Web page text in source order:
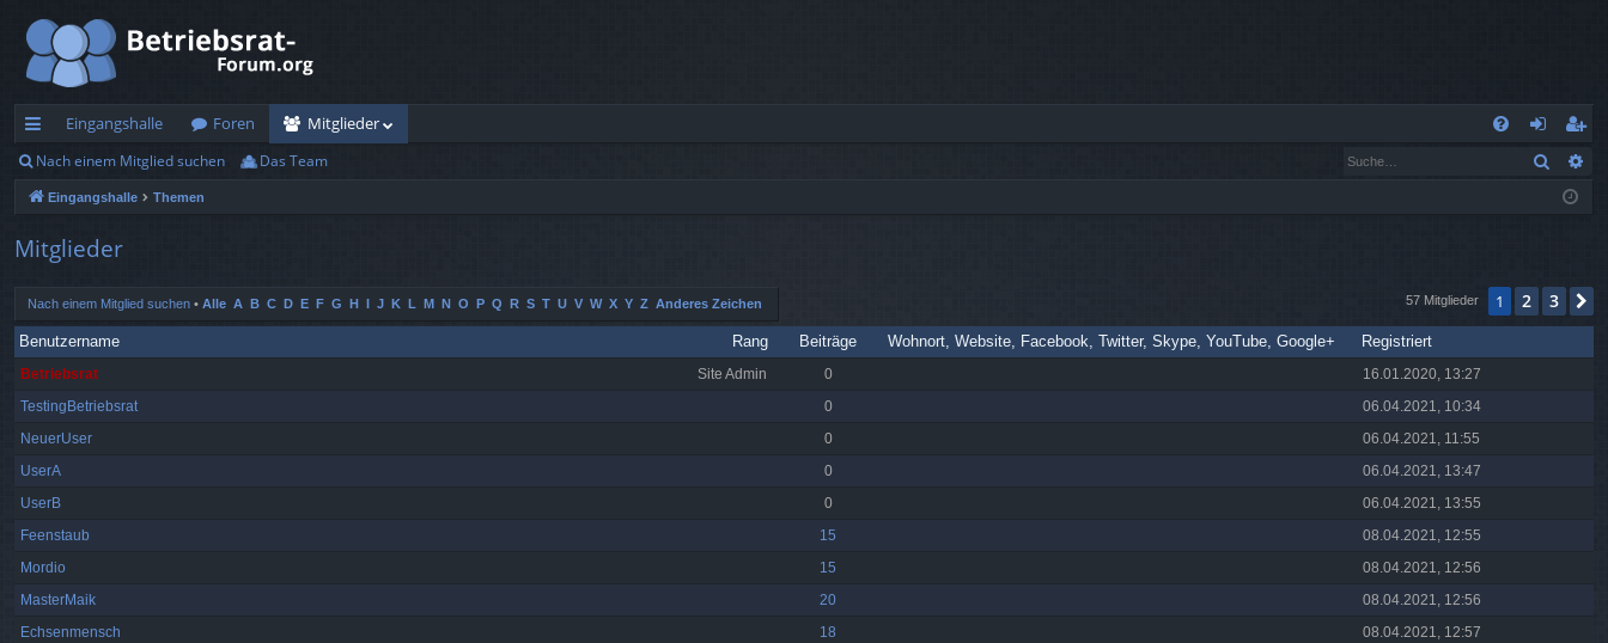
ch
ne
llz
f
Eingangshalle Foren
Mitglieder
n
n
eg
ist
n
Nach einem Mitglied suchen Das Team Suche
Eingangshalle Themen
Mitglieder
Nach einem Mitglied suchen • Alle A B C D E F G H I J K L M N O P Q R S T U V W X Y Z Anderes Zeichen 57 Mitglieder 1 2 3
Rang
Benutzername Beiträge Wohnort, Website, Facebook, Twitter, Skype, YouTube, Google+ Registriert
Site Admin
Betriebsrat 0
16.01.2020, 13:27
TestingBetriebsrat
0
06.04.2021, 10:34
NeuerUser
0
06.04.2021, 11:55
UserA
0
06.04.2021, 13:47
UserB
0
06.04.2021, 13:55
Feenstaub
15
08.04.2021, 12:55
Mordio
15
08.04.2021, 12:56
MasterMaik
20
08.04.2021, 12:56
Echsenmensch
18
08.04.2021, 12:57